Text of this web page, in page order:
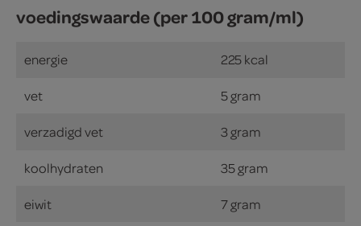
voedingswaarde (per 100 gram/ml)
energie 225 kcal
vet 5 gram
verzadigd vet 3 gram
koolhydraten 35 gram
eiwit 7 gram